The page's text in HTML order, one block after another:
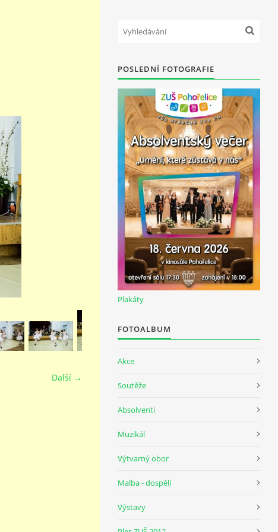
Další →
POSLEDNÍ FOTOGRAFIE
Plakáty
FOTOALBUM
Akce
Soutěže
Absolventi
Muzikál
Výtvarný obor
Malba - dospělí
Výstavy